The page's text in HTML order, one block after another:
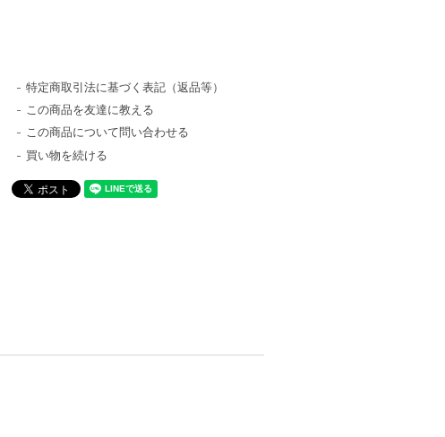
特定商取引法に基づく表記（返品等）
この商品を友達に教える
この商品について問い合わせる
買い物を続ける